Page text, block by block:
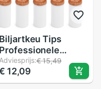
Biljartkeu Tips
Professionele
Levert
Plastic Keu
Adviesprijs:€ 15,49
12,09